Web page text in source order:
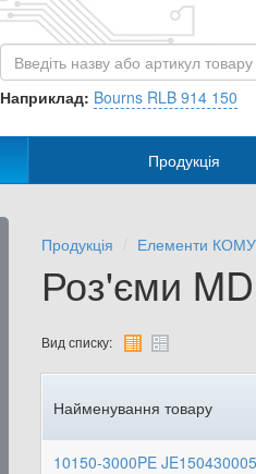
Наприклад: Bourns RLB 914 150
Продукція
Продукція Елементи
Роз'єми
Вид списку:
Найменування товару
10150-3000PE